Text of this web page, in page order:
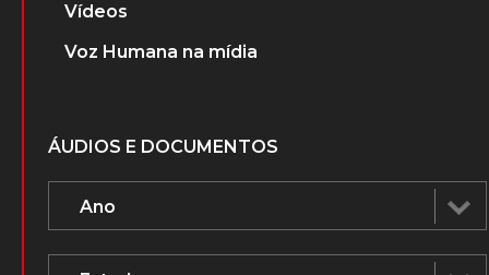
Vídeos
Voz Humana na mídia
ÁUDIOS E DOCUMENTOS